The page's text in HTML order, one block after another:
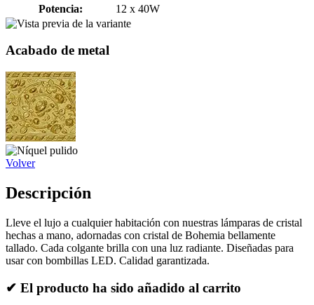
Potencia:
12 x 40W
Acabado de metal
Volver
Descripción
Lleve el lujo a cualquier habitación con nuestras lámparas de cristal
hechas a mano, adornadas con cristal de Bohemia bellamente
tallado. Cada colgante brilla con una luz radiante. Diseñadas para
usar con bombillas LED. Calidad garantizada.
✔ El producto ha sido añadido al carrito